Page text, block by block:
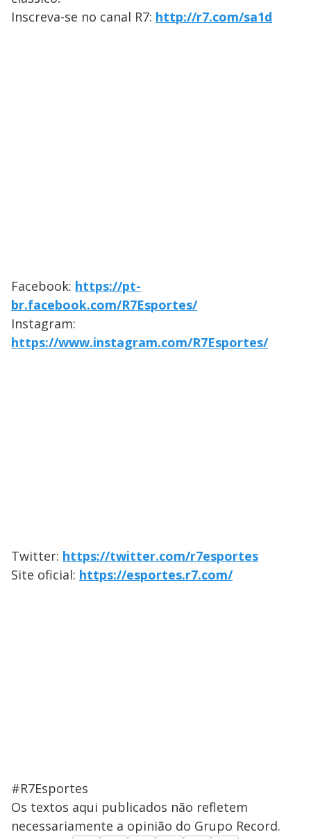
Inscreva-se no canal R7: http://r7.com/sa1d
Facebook: https://pt-
br.facebook.com/R7Esportes/
Instagram:
https://www.instagram.com/R7Esportes/
Twitter: https://twitter.com/r7esportes
Site oficial: https://esportes.r7.com/
#R7Esportes
Os textos aqui publicados não refletem
necessariamente a opinião do Grupo Record.